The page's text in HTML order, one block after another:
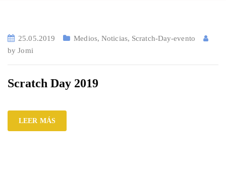
25.05.2019 Medios,Noticias, Scratch-Day-evento
byJomi
Scratch Day 2019
LEER MÁS